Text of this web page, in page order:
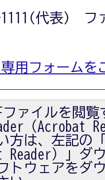
1111(代表) フ
用フォームを
ファイルを閲
（Acrobat
方は、左記の
Reader）」ダ
トウェアをダ